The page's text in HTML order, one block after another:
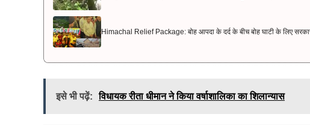
Himachal Relief Package: बोह आपदा के दर्द के बीच बोह घाटी के लिए
इसे भी पढ़ें: विधायक रीता धीमान ने किया वर्षाशालिका का शिलान्यास